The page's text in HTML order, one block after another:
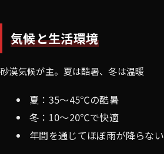
気候と生活環境
砂漠気候が主。夏は酷暑、冬は温暖
夏：35〜45℃の酷暑
冬：10〜20℃で快適
年間を通じてほぼ雨が降らない